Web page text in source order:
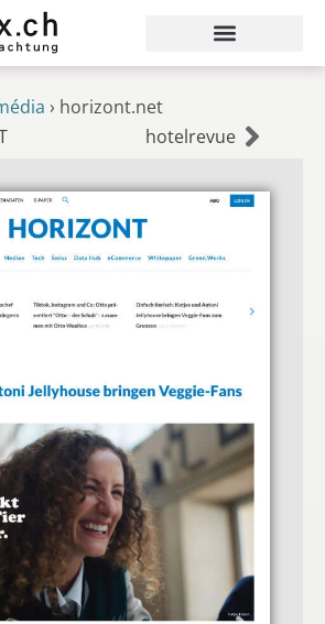
› horizont.net
hotelrevue